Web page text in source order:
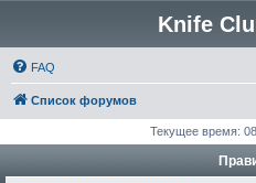
Knife
FAQ
Список форумов
Текущее время: